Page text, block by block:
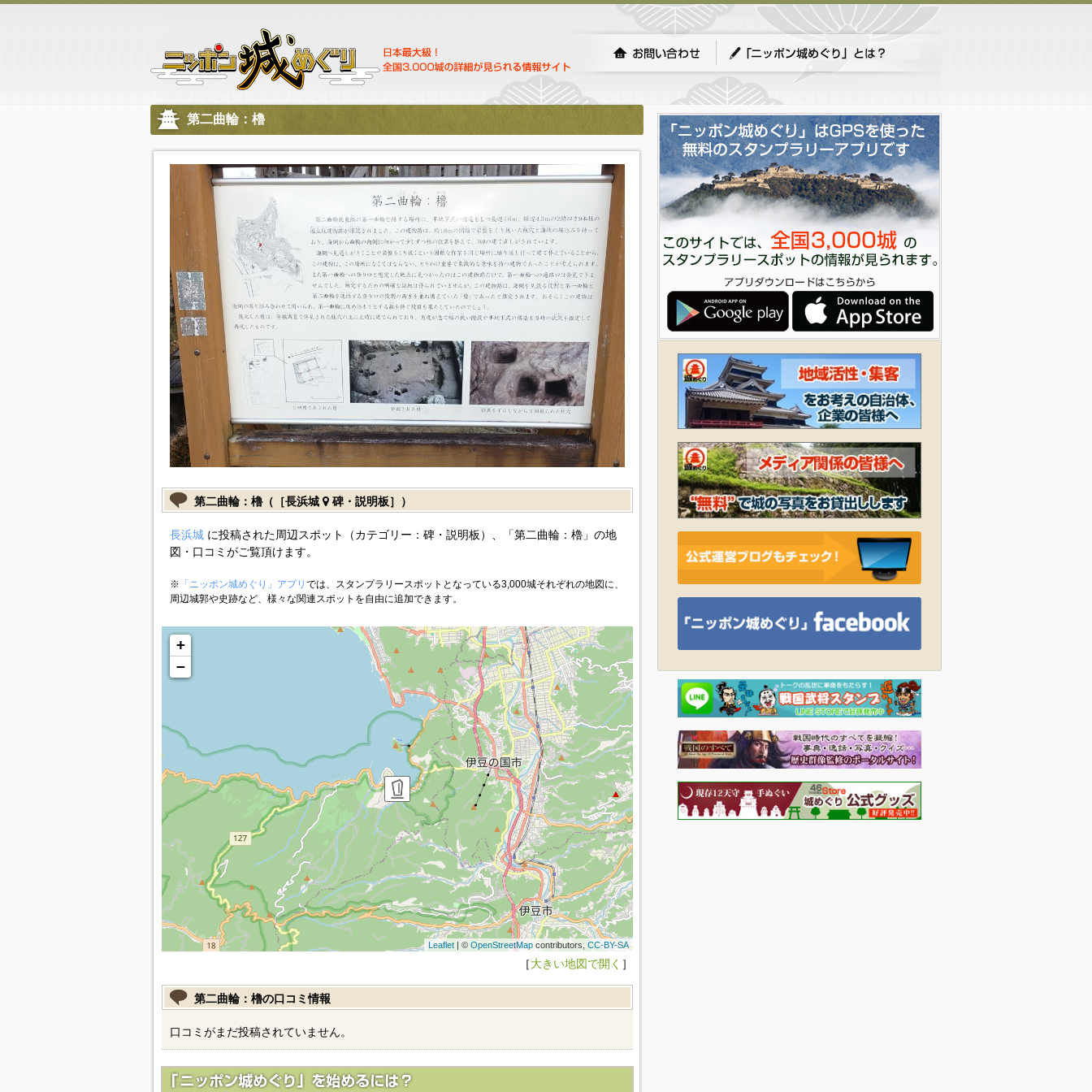
第二曲輪：櫓
第二曲輪：櫓（［長浜城 碑・説明板］）
長浜城に投稿された周辺スポット（カテゴリー：碑・説明板）、「第二曲輪：櫓」の地
図・口コミがご覧頂けます。
※ 「ニッポン城めぐり」アプリ では、スタンプラリースポットとなっている3,000城それぞれの地図に、
周辺城郭や史跡など、様々な関連スポットを自由に追加できます。
+
−
Leaflet| © OpenStreetMapcontributors, CC-BY-SA
［大きい地図で開く ］
第二曲輪：櫓の口コミ情報
口コミがまだ投稿されていません。